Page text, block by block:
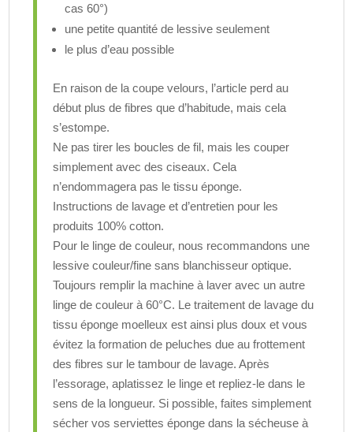
cas 60°)
une petite quantité de lessive seulement
le plus d’eau possible
En raison de la coupe velours, l’article perd au
début plus de fibres que d’habitude, mais cela
s’estompe.
Ne pas tirer les boucles de fil, mais les couper
simplement avec des ciseaux. Cela
n’endommagera pas le tissu éponge.
Instructions de lavage et d’entretien pour les
produits 100% cotton.
Pour le linge de couleur, nous recommandons une
lessive couleur/fine sans blanchisseur optique.
Toujours remplir la machine à laver avec un autre
linge de couleur à 60°C. Le traitement de lavage du
tissu éponge moelleux est ainsi plus doux et vous
évitez la formation de peluches due au frottement
des fibres sur le tambour de lavage. Après
l’essorage, aplatissez le linge et repliez-le dans le
sens de la longueur. Si possible, faites simplement
sécher vos serviettes éponge dans la sécheuse à